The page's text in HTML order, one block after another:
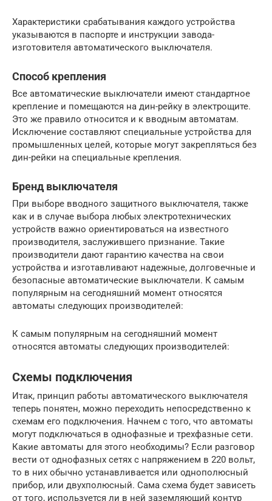
Характеристики срабатывания каждого устройства
указываются в паспорте и инструкции завода-
изготовителя автоматического выключателя.
Способ крепления
Все автоматические выключатели имеют стандартное
крепление и помещаются на дин-рейку в электрощите.
Это же правило относится и к вводным автоматам.
Исключение составляют специальные устройства для
промышленных целей, которые могут закрепляться без
дин-рейки на специальные крепления.
Бренд выключателя
При выборе вводного защитного выключателя, также
как и в случае выбора любых электротехнических
устройств важно ориентироваться на известного
производителя, заслужившего признание. Такие
производители дают гарантию качества на свои
устройства и изготавливают надежные, долговечные и
безопасные автоматические выключатели. К самым
популярным на сегодняшний момент относятся
автоматы следующих производителей:
К самым популярным на сегодняшний момент
относятся автоматы следующих производителей:
Схемы подключения
Итак, принцип работы автоматического выключателя
теперь понятен, можно переходить непосредственно к
схемам его подключения. Начнем с того, что автоматы
могут подключаться в однофазные и трехфазные сети.
Какие автоматы для этого необходимы? Если разговор
вести от однофазных сетях с напряжением в 220 вольт,
то в них обычно устанавливается или однополюсный
прибор, или двухполюсный. Сама схема будет зависеть
от того, используется ли в ней заземляющий контур